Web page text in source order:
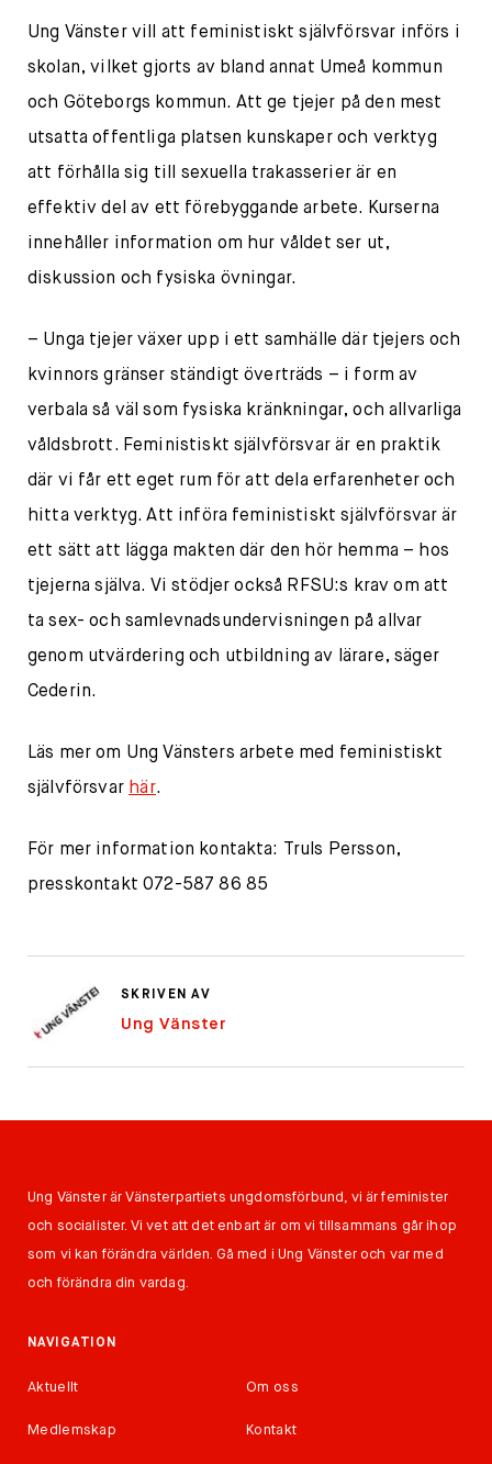
Ung Vänster vill att feministiskt självförsvar införs i
skolan, vilket gjorts av bland annat Umeå kommun
och Göteborgs kommun. Att ge tjejer på den mest
utsatta offentliga platsen kunskaper och verktyg
att förhålla sig till sexuella trakasserier är en
effektiv del av ett förebyggande arbete. Kurserna
innehåller information om hur våldet ser ut,
diskussion och fysiska övningar.
– Unga tjejer växer upp i ett samhälle där tjejers och
kvinnors gränser ständigt överträds – i form av
verbala så väl som fysiska kränkningar, och allvarliga
våldsbrott. Feministiskt självförsvar är en praktik
där vi får ett eget rum för att dela erfarenheter och
hitta verktyg. Att införa feministiskt självförsvar är
ett sätt att lägga makten där den hör hemma – hos
tjejerna själva. Vi stödjer också RFSU:s krav om att
ta sex- och samlevnadsundervisningen på allvar
genom utvärdering och utbildning av lärare, säger
Cederin.
Läs mer om Ung Vänsters arbete med feministiskt
självförsvar här.
För mer information kontakta: Truls Persson,
presskontakt 072-587 86 85
SKRIVEN AV
Ung Vänster
Ung Vänster är Vänsterpartiets ungdomsförbund, vi är feminister
och socialister. Vi vet att det enbart är om vi tillsammans går ihop
som vi kan förändra världen. Gå med i Ung Vänster och var med
och förändra din vardag.
NAVIGATION
Aktuellt Om oss
Medlemskap Kontakt